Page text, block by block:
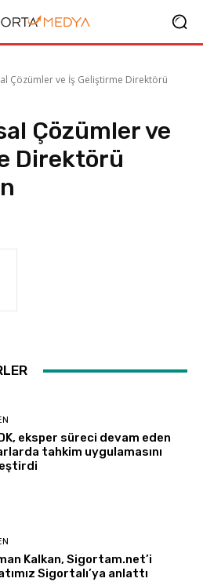
Çözümler ve İş Geliştirme Direktörü
Çözümler ve
Direktörü
eksper süreci devam eden
tahkim uygulamasını
Kalkan, Sigortam.net’i
Sigortalı’ya anlattı